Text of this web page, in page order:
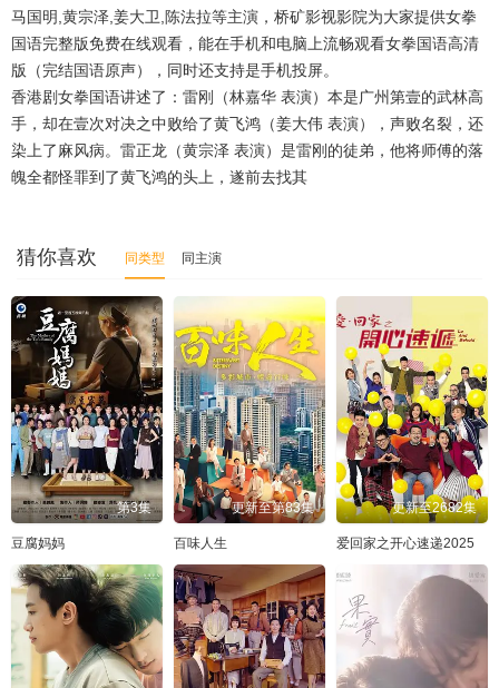
马国明,黄宗泽,姜大卫,陈法拉等主演，桥矿影视影院为大家提供女拳
国语完整版免费在线观看，能在手机和电脑上流畅观看女拳国语高清
版（完结国语原声），同时还支持是手机投屏。
香港剧女拳国语讲述了：雷刚（林嘉华 表演）本是广州第壹的武林高
手，却在壹次对决之中败给了黄飞鸿（姜大伟 表演），声败名裂，还
染上了麻风病。雷正龙（黄宗泽 表演）是雷刚的徒弟，他将师傅的落
魄全都怪罪到了黄飞鸿的头上，遂前去找其
猜你喜欢 同类型 同主演
第3集
豆腐妈妈
更新至第83集
百味人生
更新至2682集
爱回家之开心速递2025